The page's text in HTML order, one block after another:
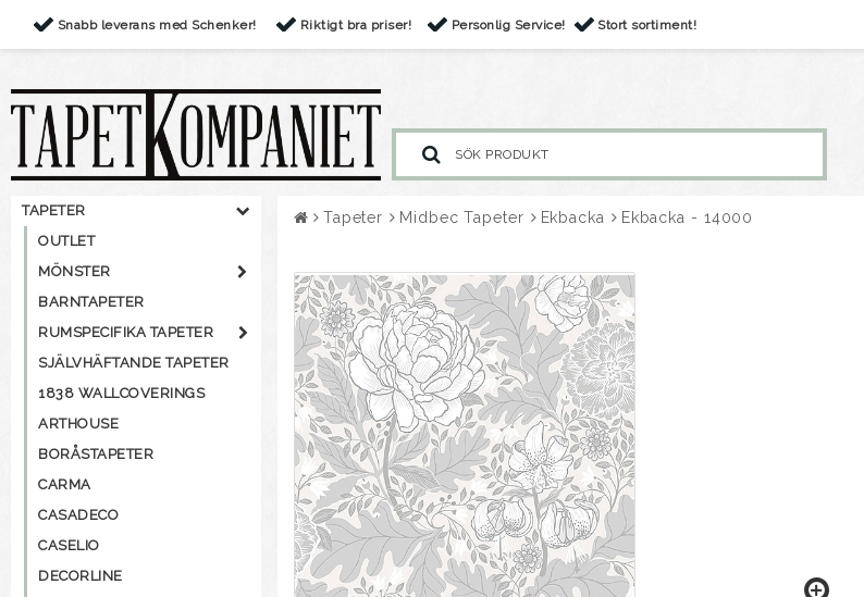
Snabb leverans med Schenker! Riktigt bra priser! Personlig Service! Stort sortiment!
TAPETER
OUTLET
MÖNSTER
BARNTAPETER
RUMSPECIFIKA TAPETER
SJÄLVHÄFTANDE TAPETER
1838 WALLCOVERINGS
ARTHOUSE
BORÅSTAPETER
CARMA
CASADECO
CASELIO
DECORLINE
Tapeter Midbec Tapeter Ekbacka Ekbacka - 14000